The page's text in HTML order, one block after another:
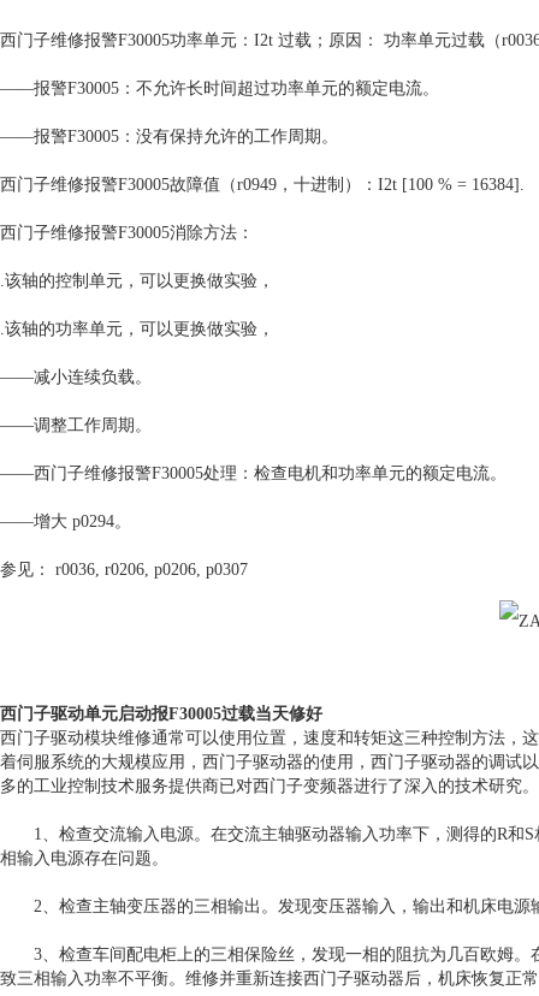
西门子维修报警F30005功率单元：I2t 过载；原因： 功率单元过载（
——报警F30005：不允许长时间超过功率单元的额定电流。
——报警F30005：没有保持允许的工作周期。
西门子维修报警F30005故障值（r0949，十进制）：I2t [100 % = 16384].
西门子维修报警F30005消除方法：
.该轴的控制单元，可以更换做实验，
.该轴的功率单元，可以更换做实验，
——减小连续负载。
——调整工作周期。
——西门子维修报警F30005处理：检查电机和功率单元的额定电流。
——增大 p0294。
参见： r0036, r0206, p0206, p0307
西门子驱动单元启动报F30005过载当天修好
西门子驱动模块维修通常可以使用位置，速度和转矩这三种控制方法，
着伺服系统的大规模应用，西门子驱动器的使用，西门子驱动器的调试
多的工业控制技术服务提供商已对西门子变频器进行了深入的技术研究。
1、检查交流输入电源。在交流主轴驱动器输入功率下，测得的R和S
相输入电源存在问题。
2、检查主轴变压器的三相输出。发现变压器输入，输出和机床电源
3、检查车间配电柜上的三相保险丝，发现一相的阻抗为几百欧姆。
致三相输入功率不平衡。维修并重新连接西门子驱动器后，机床恢复正